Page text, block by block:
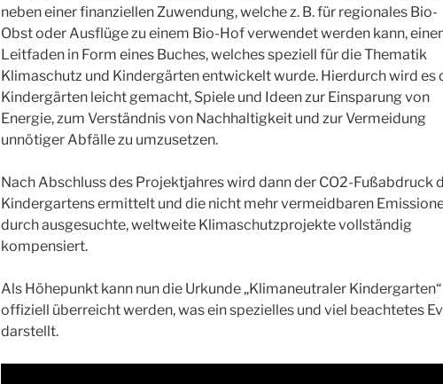
neben einer finanziellen Zuwendung, welche z. B. für regionales Bio-
Obst oder Ausflüge zu einem Bio-Hof verwendet werden kann,
Leitfaden in Form eines Buches, welches speziell für die Thematik
Klimaschutz und Kindergärten entwickelt wurde. Hierdurch wird es
Kindergärten leicht gemacht, Spiele und Ideen zur Einsparung von
Energie, zum Verständnis von Nachhaltigkeit und zur Vermeidung
unnötiger Abfälle zu umzusetzen.
Nach Abschluss des Projektjahres wird dann der CO2-Fußabdruck
Kindergartens ermittelt und die nicht mehr vermeidbaren
durch ausgesuchte, weltweite Klimaschutzprojekte vollständig
kompensiert.
Als Höhepunkt kann nun die Urkunde „Klimaneutraler Kindergarten“
offiziell überreicht werden, was ein spezielles und viel beachtetes
darstellt.